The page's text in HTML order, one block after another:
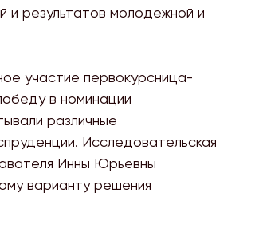
результатов молодежной и
участие первокурсница-
в номинации
различные
Исследовательская
Инны Юрьевны
варианту решения